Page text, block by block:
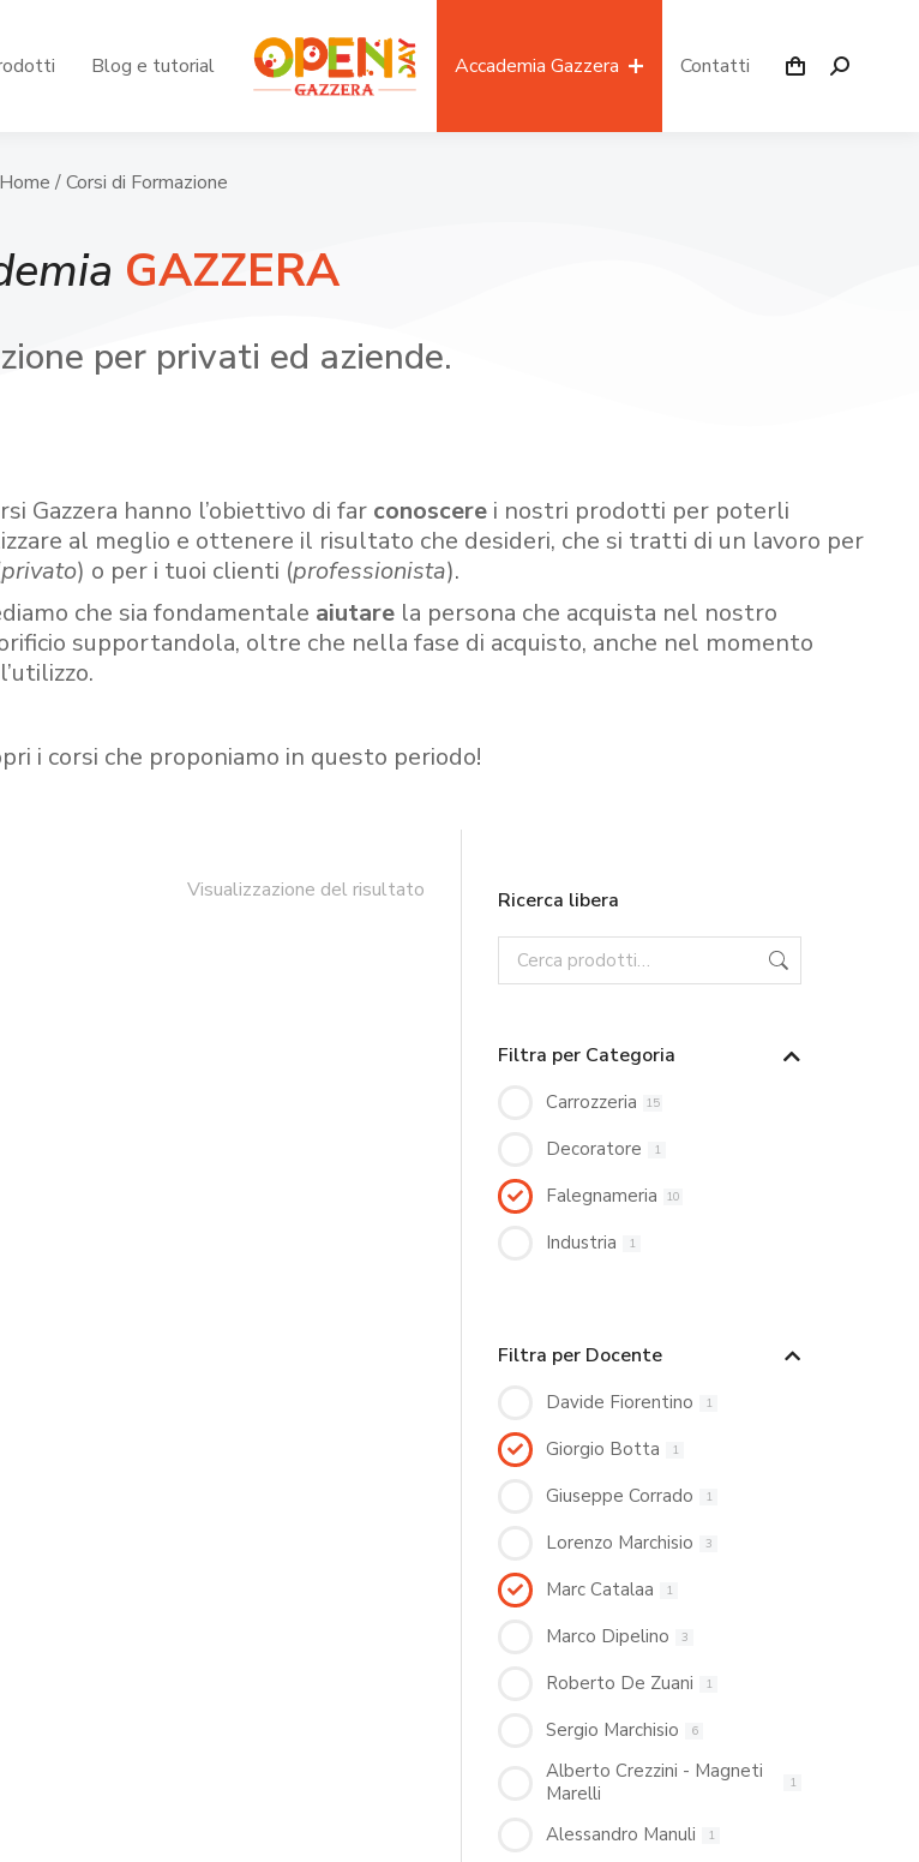
Blog e tutorial Accademia Gazzera Contatti
Home / Corsi di Formazione
GAZZERA
per privati ed aziende.
Gazzera hanno l’obiettivo di far conoscerei nostri prodotti per poterli
al meglio e ottenere il risultato che desideri, che si tratti di un lavoro per
privato) o per i tuoi clienti (professionista).
che sia fondamentale aiutare la persona che acquista nel nostro
supportandola, oltre che nella fase di acquisto, anche nel momento
i corsi che proponiamo in questo periodo!
Visualizzazione del risultato Ricerca libera
Filtra per Categoria
Carrozzeria 15
Decoratore 1
Falegnameria 10
Industria 1
Filtra per Docente
Davide Fiorentino 1
Giorgio Botta 1
Giuseppe Corrado 1
Lorenzo Marchisio 3
Marc Catalaa 1
Marco Dipelino 3
Roberto De Zuani 1
Sergio Marchisio 6
Alberto Crezzini - Magneti
Marelli
1
Alessandro Manuli 1